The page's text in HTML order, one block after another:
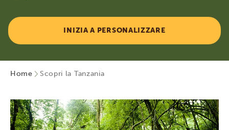
INIZIA A PERSONALIZZARE
Home Scopri la Tanzania